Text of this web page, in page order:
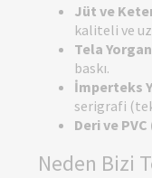
Jüt ve
kaliteli ve
Tela
baskı.
İmperteks
serigrafi
Deri ve
Neden Bizi